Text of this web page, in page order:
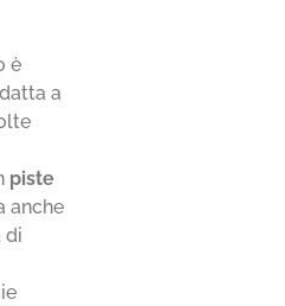
è
a
piste
anche
di